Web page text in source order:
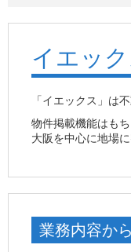
イエッ
「イエックス」は
物件掲載機能はも
大阪を中心に地場
業務内容か